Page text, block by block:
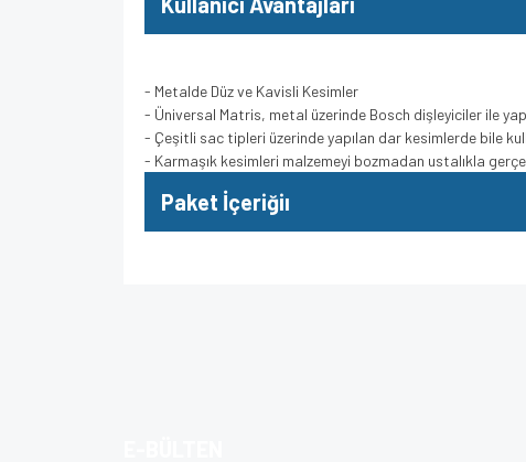
- Metalde Düz ve Kavisli Kesimler
- Üniversal Matris, metal üzerinde Bosch dişleyiciler ile
- Çeşitli sac tipleri üzerinde yapılan dar kesimlerde bile
- Karmaşık kesimleri malzemeyi bozmadan ustalıkla
Paket İçeriğiı